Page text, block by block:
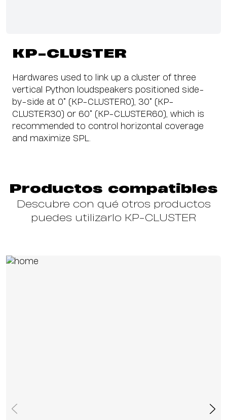
KP-CLUSTER
Hardwares used to link up a cluster of three
vertical Python loudspeakers positioned side-
by-side at 0° (KP-CLUSTER0), 30° (KP-
CLUSTER30) or 60° (KP-CLUSTER60), which is
recommended to control horizontal coverage
and maximize SPL.
Productos compatibles
Descubre con qué otros productos
puedes utilizarlo KP-CLUSTER